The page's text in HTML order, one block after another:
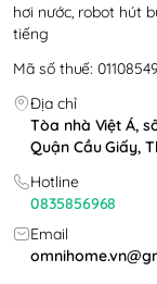
Vì sao
tại Omni
✅ Măng cụt
✅ Nguồn gốc
✅ Tuyển chọn
✅ Đóng gói cẩn
👉Đặt mua
để thưởng thức
Omni Food!
hơi nước, robot hút
tiếng
Mã số thuế:
Địa chỉ
Tòa nhà Việt Á,
Quận Cầu Giấy,
Hotline
0835856968
Email